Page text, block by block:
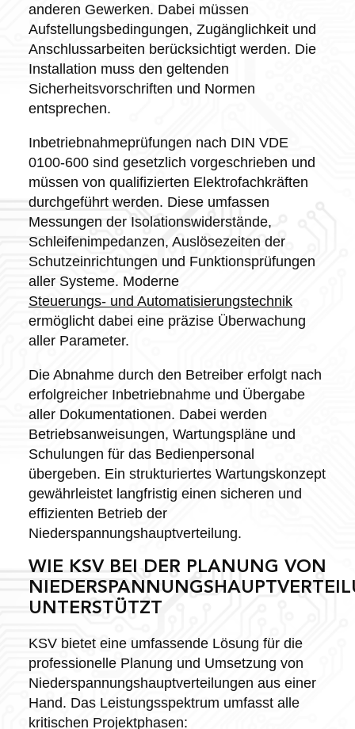
anderen Gewerken. Dabei müssen
Aufstellungsbedingungen, Zugänglichkeit und
Anschlussarbeiten berücksichtigt werden. Die
Installation muss den geltenden
Sicherheitsvorschriften und Normen
entsprechen.
Inbetriebnahmeprüfungen nach DIN VDE
0100-600 sind gesetzlich vorgeschrieben und
müssen von qualifizierten Elektrofachkräften
durchgeführt werden. Diese umfassen
Messungen der Isolationswiderstände,
Schleifenimpedanzen, Auslösezeiten der
Schutzeinrichtungen und Funktionsprüfungen
aller Systeme. Moderne
Steuerungs- und Automatisierungstechnik
ermöglicht dabei eine präzise Überwachung
aller Parameter.
Die Abnahme durch den Betreiber erfolgt nach
erfolgreicher Inbetriebnahme und Übergabe
aller Dokumentationen. Dabei werden
Betriebsanweisungen, Wartungspläne und
Schulungen für das Bedienpersonal
übergeben. Ein strukturiertes Wartungskonzept
gewährleistet langfristig einen sicheren und
effizienten Betrieb der
Niederspannungshauptverteilung.
WIE KSV BEI DER PLANUNG VON
UNTERSTÜTZT
KSV bietet eine umfassende Lösung für die
professionelle Planung und Umsetzung von
Niederspannungshauptverteilungen aus einer
Hand. Das Leistungsspektrum umfasst alle
kritischen Projektphasen: